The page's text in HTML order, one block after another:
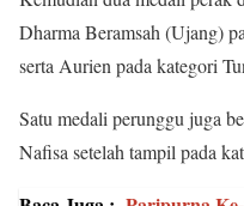
Dharma Beramsah (Ujang)
serta Aurien pada kategori
Satu medali perunggu juga
Nafisa setelah tampil pada